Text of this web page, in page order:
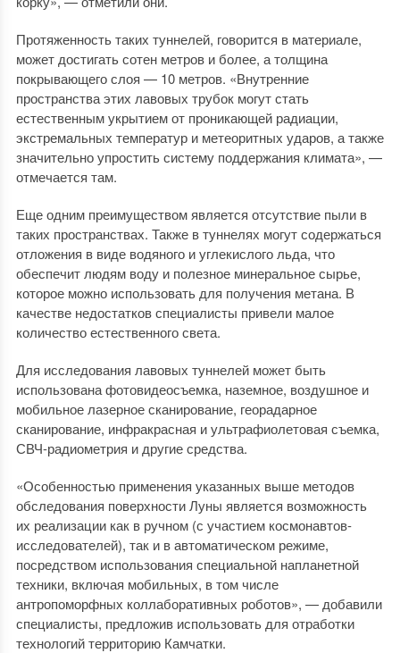
Протяженность таких туннелей, говорится в материале,
может достигать сотен метров и более, а толщина
покрывающего слоя — 10 метров. «Внутренние
пространства этих лавовых трубок могут стать
естественным укрытием от проникающей радиации,
экстремальных температур и метеоритных ударов, а также
значительно упростить систему поддержания климата», —
отмечается там.
Еще одним преимуществом является отсутствие пыли в
таких пространствах. Также в туннелях могут содержаться
отложения в виде водяного и углекислого льда, что
обеспечит людям воду и полезное минеральное сырье,
которое можно использовать для получения метана. В
качестве недостатков специалисты привели малое
количество естественного света.
Для исследования лавовых туннелей может быть
использована фотовидеосъемка, наземное, воздушное и
мобильное лазерное сканирование, георадарное
сканирование, инфракрасная и ультрафиолетовая съемка,
СВЧ-радиометрия и другие средства.
«Особенностью применения указанных выше методов
обследования поверхности Луны является возможность
их реализации как в ручном (с участием космонавтов-
исследователей), так и в автоматическом режиме,
посредством использования специальной напланетной
техники, включая мобильных, в том числе
антропоморфных коллаборативных роботов», — добавили
специалисты, предложив использовать для отработки
технологий территорию Камчатки.